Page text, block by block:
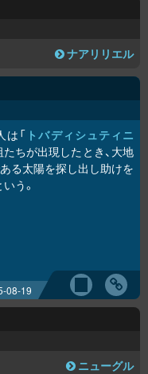
ナアリリエル
「 トバディシュティニ
ちが出現したとき、大地
ある太陽を探し出し助けを
う。
08-19
ニューグル